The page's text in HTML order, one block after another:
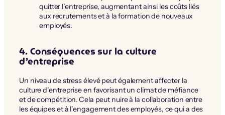
quitter l’entreprise, augmentant ainsi les coûts liés
aux recrutements et à la formation de nouveaux
employés.
4. Conséquences sur la culture
d’entreprise
Un niveau de stress élevé peut également affecter la
culture d’entreprise en favorisant un climat de méfiance
et de compétition. Cela peut nuire à la collaboration entre
les équipes et à l’engagement des employés, ce qui a des